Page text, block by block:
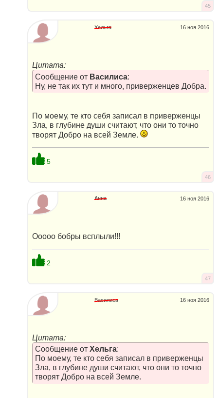
45
16 ноя 2016
Хельга
Цитата:
Сообщение от Василиса:
Ну, не так их тут и много, приверженцев Добра.
По моему, те кто себя записал в приверженцы
Зла, в глубине души считают, что они то точно
творят Добро на всей Земле.
5
46
16 ноя 2016
Анна
Ооооо бобры всплыли!!!
2
47
16 ноя 2016
Василиса
Цитата:
Сообщение от Хельга:
По моему, те кто себя записал в приверженцы
Зла, в глубине души считают, что они то точно
творят Добро на всей Земле.